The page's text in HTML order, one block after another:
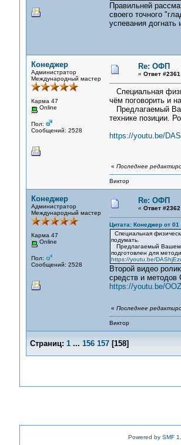
Правильней
своего точного
успевания догнать
Конеджер
Администратор
Международный мастер
Карма 47
Online
Пол:
Сообщений: 2528
Re: ОФП
« Ответ #2361
Специальная
чём поговорить и
Предлагаемый
технике позиции.
https://youtu.be/
« Последнее
Виктор
Конеджер
Администратор
Международный мастер
Карма 47
Online
Пол:
Сообщений: 2528
Re: ОФП
« Ответ #2362
Цитата: Конеджер от
Специальная
подумать.
Предлагаемый Вашему
подготовлен для
https://youtu.be/
Второй видео
средств и
https://youtu.be/
« Последнее
Виктор
Страниц: 1 ... 156 157[158]
Powered by SMF